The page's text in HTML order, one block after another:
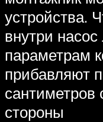
устройства.
внутри
параметрам
прибавляют
сантиметров
стороны